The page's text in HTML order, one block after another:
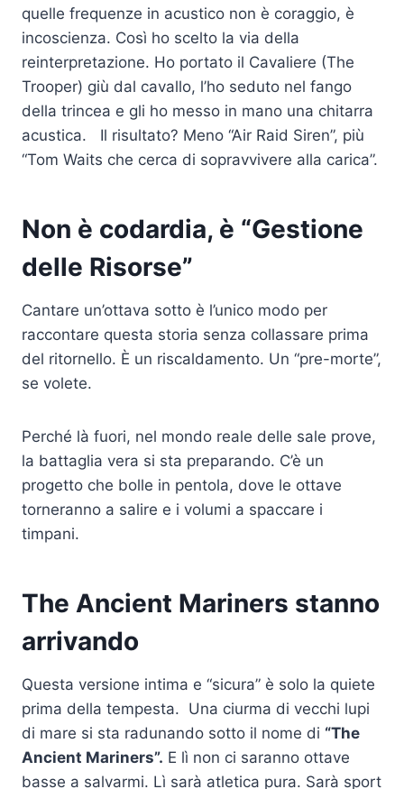
quelle frequenze in acustico non è coraggio, è
incoscienza. Così ho scelto la via della
reinterpretazione. Ho portato il Cavaliere (The
Trooper) giù dal cavallo, l’ho seduto nel fango
della trincea e gli ho messo in mano una chitarra
acustica. Il risultato? Meno “Air Raid Siren”, più
“Tom Waits che cerca di sopravvivere alla carica”.
Non è codardia, è “Gestione
delle Risorse”
Cantare un’ottava sotto è l’unico modo per
raccontare questa storia senza collassare prima
del ritornello. È un riscaldamento. Un “pre-morte”,
se volete.
Perché là fuori, nel mondo reale delle sale prove,
la battaglia vera si sta preparando. C’è un
progetto che bolle in pentola, dove le ottave
torneranno a salire e i volumi a spaccare i
timpani.
The Ancient Mariners stanno
arrivando
Questa versione intima e “sicura” è solo la quiete
prima della tempesta. Una ciurma di vecchi lupi
di mare si sta radunando sotto il nome di “The
Ancient Mariners”. E lì non ci saranno ottave
basse a salvarmi. Lì sarà atletica pura. Sarà sport